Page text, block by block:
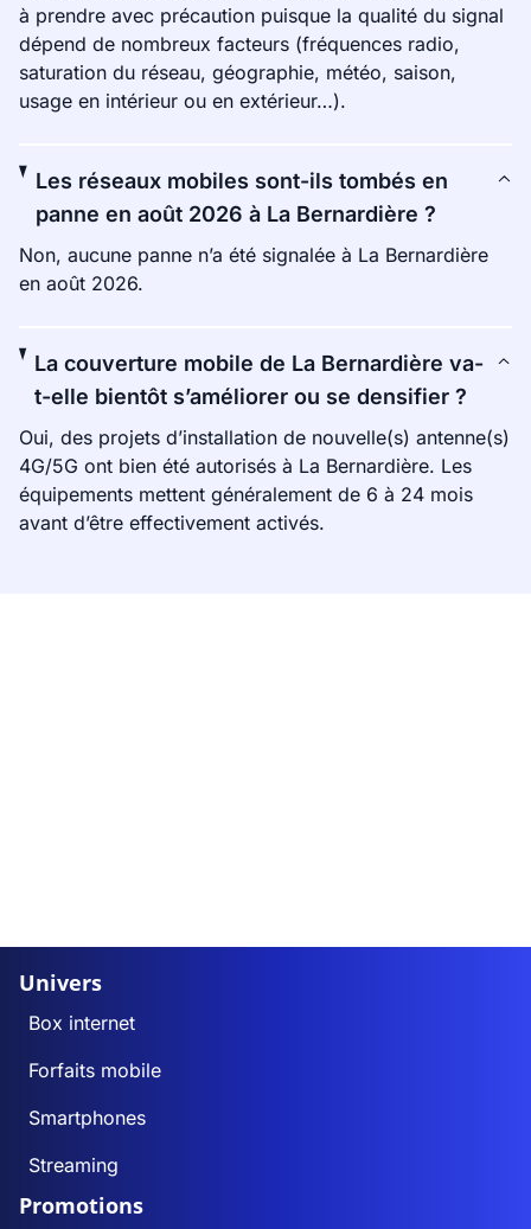
à prendre avec précaution puisque la qualité du signal
dépend de nombreux facteurs (fréquences radio,
saturation du réseau, géographie, météo, saison,
usage en intérieur ou en extérieur…).
Les réseaux mobiles sont-ils tombés en
panne en août 2026 à La Bernardière ?
Non, aucune panne n’a été signalée à La Bernardière
en août 2026.
La couverture mobile de La Bernardière va-
t-elle bientôt s’améliorer ou se densifier ?
Oui, des projets d’installation de nouvelle(s) antenne(s)
4G/5G ont bien été autorisés à La Bernardière. Les
équipements mettent généralement de 6 à 24 mois
avant d’être effectivement activés.
Univers
Box internet
Forfaits mobile
Smartphones
Streaming
Promotions